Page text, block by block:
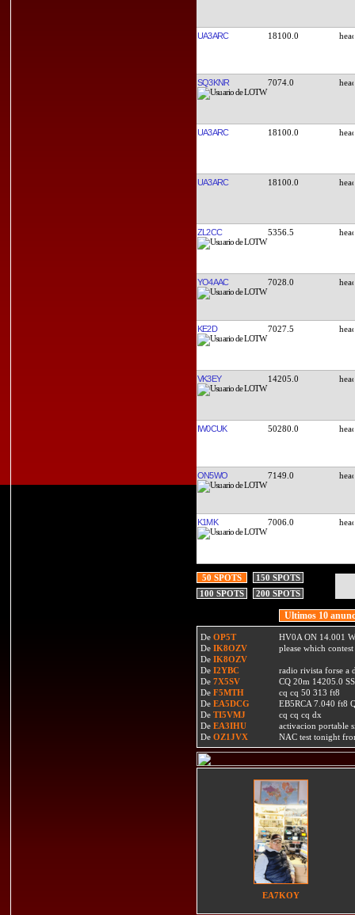
UA3ARC 18100.0
SQ3KNR 7074.0
UA3ARC 18100.0
UA3ARC 18100.0
ZL2CC 5356.5
YO4AAC 7028.0
KE2D 7027.5
VK3EY 14205.0
IW0CUK 50280.0
ON5WO 7149.0
K1MK 7006.0
50 SPOTS
150 SPOTS
100 SPOTS
200 SPOTS
Ultimos 10
De OP5T
HV0A ON 14.001
De IK8OZV
please which
De IK8OZV
De I2YBC
radio rivista forse a
De 7X5SV
CQ 20m 14205.0
De F5MTH
cq cq 50 313 ft8
De EA5DCG
EB5RCA 7.040 ft8
De TI5VMJ
cq cq cq dx
De EA3IHU
activacion portable
De OZ1JVX NAC test tonight
EA7KOY